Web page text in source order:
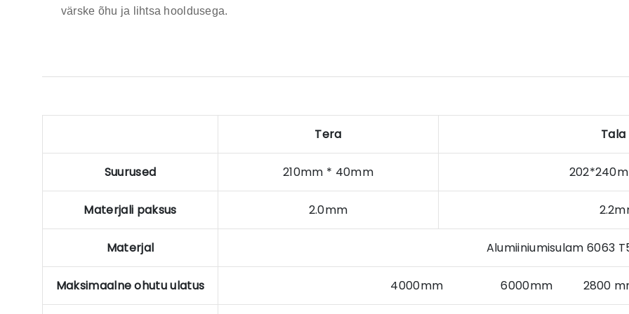
värske õhu ja lihtsa hooldusega.
Tera Tala
Suurused 210mm * 40mm
Materjali paksus 2.0mm
Materjal Alumiiniumisulam 6063
Maksimaalne ohutu ulatus 4000mm 6000mm 2800 mm